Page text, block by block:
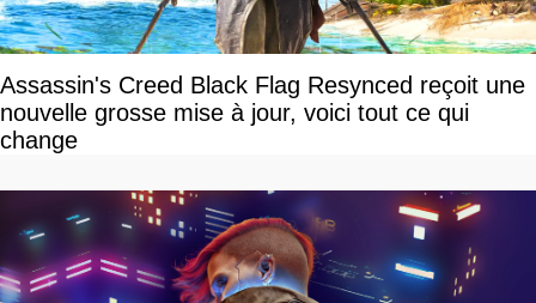
Assassin's Creed Black Flag Resynced reçoit une
nouvelle grosse mise à jour, voici tout ce qui
change